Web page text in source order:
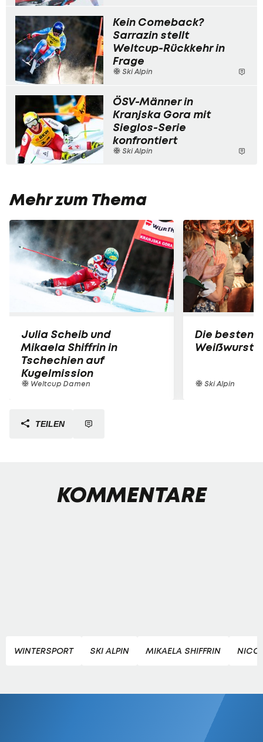
Kein Comeback?
Sarrazin stellt
Weltcup-Rückkehr in
Frage
Ski Alpin
ÖSV-Männer in
Kranjska Gora mit
Sieglos-Serie
konfrontiert
Ski Alpin
Mehr zum Thema
Julia Scheib und
Mikaela Shiffrin in
Tschechien auf
Kugelmission
Weltcup Damen
Die besten
Weißwurst-
Ski Alpin
TEILEN
KOMMENTARE
WINTERSPORT SKI ALPIN MIKAELA SHIFFRIN